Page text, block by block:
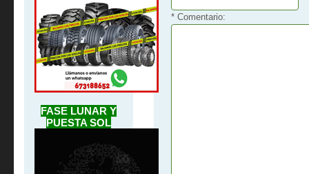
FASE LUNAR Y
PUESTA SOL
* Comentario: